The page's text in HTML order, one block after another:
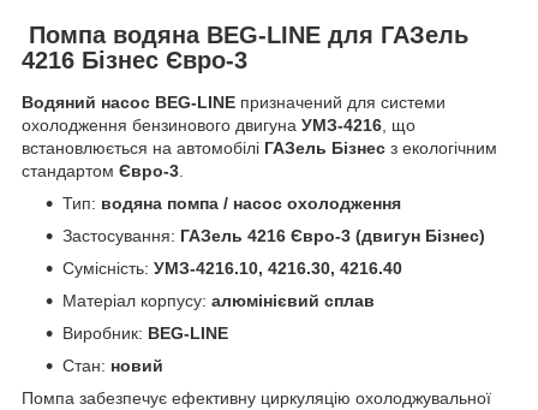
Помпа водяна BEG-LINE для ГАЗель
4216 Бізнес Євро-3
Водяний насос BEG-LINE призначений для системи
охолодження бензинового двигуна УМЗ-4216, що
встановлюється на автомобілі ГАЗель Бізнес з екологічним
стандартом Євро-3.
Тип: водяна помпа / насос охолодження
Застосування: ГАЗель 4216 Євро-3 (двигун Бізнес)
Сумісність: УМЗ-4216.10, 4216.30, 4216.40
Матеріал корпусу: алюмінієвий сплав
Виробник: BEG-LINE
Стан: новий
Помпа забезпечує ефективну циркуляцію охолоджувальної